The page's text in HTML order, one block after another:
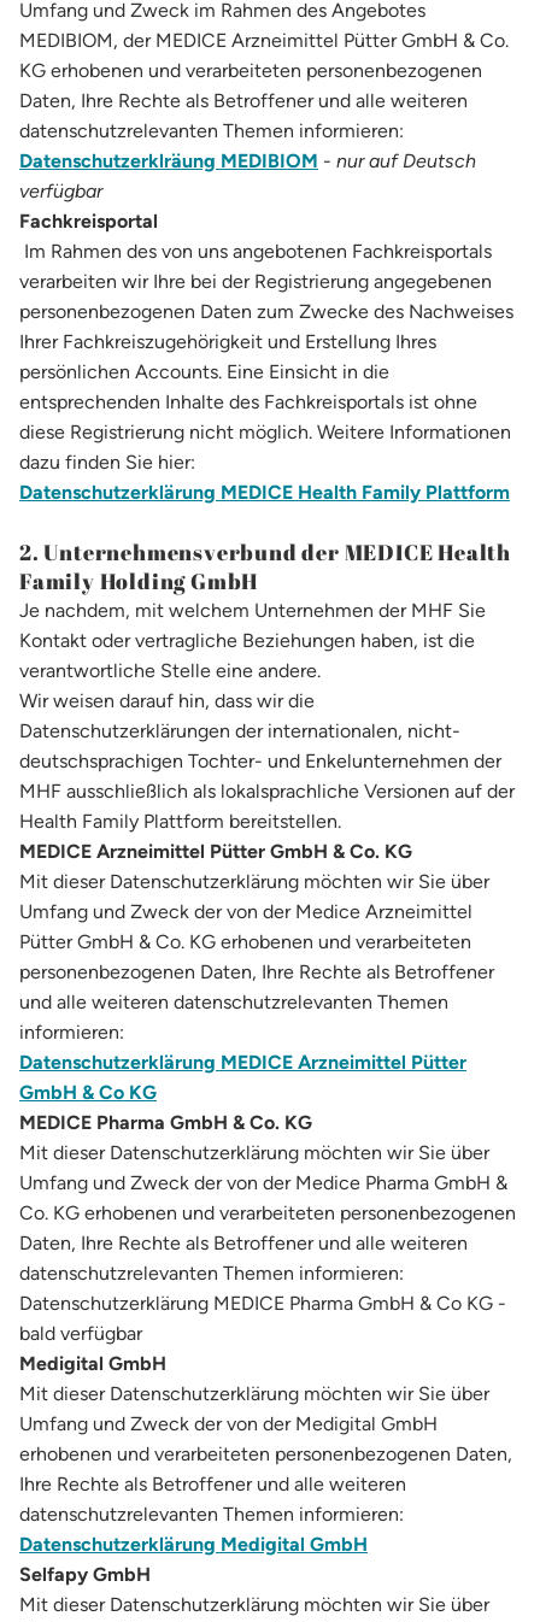
Umfang und Zweck im Rahmen des Angebotes
MEDIBIOM, der MEDICE Arzneimittel Pütter GmbH & Co.
KG erhobenen und verarbeiteten personenbezogenen
Daten, Ihre Rechte als Betroffener und alle weiteren
datenschutzrelevanten Themen informieren:
Datenschutzerklräung MEDIBIOM - nur auf Deutsch
verfügbar
Fachkreisportal
Im Rahmen des von uns angebotenen Fachkreisportals
verarbeiten wir Ihre bei der Registrierung angegebenen
personenbezogenen Daten zum Zwecke des Nachweises
Ihrer Fachkreiszugehörigkeit und Erstellung Ihres
persönlichen Accounts. Eine Einsicht in die
entsprechenden Inhalte des Fachkreisportals ist ohne
diese Registrierung nicht möglich. Weitere Informationen
dazu finden Sie hier:
Datenschutzerklärung MEDICE Health Family Plattform
2. Unternehmensverbund der MEDICE Health
Family Holding GmbH
Je nachdem, mit welchem Unternehmen der MHF Sie
Kontakt oder vertragliche Beziehungen haben, ist die
verantwortliche Stelle eine andere.
Wir weisen darauf hin, dass wir die
Datenschutzerklärungen der internationalen, nicht-
deutschsprachigen Tochter- und Enkelunternehmen der
MHF ausschließlich als lokalsprachliche Versionen auf der
Health Family Plattform bereitstellen.
MEDICE Arzneimittel Pütter GmbH & Co. KG
Mit dieser Datenschutzerklärung möchten wir Sie über
Umfang und Zweck der von der Medice Arzneimittel
Pütter GmbH & Co. KG erhobenen und verarbeiteten
personenbezogenen Daten, Ihre Rechte als Betroffener
und alle weiteren datenschutzrelevanten Themen
informieren:
Datenschutzerklärung MEDICE Arzneimittel Pütter
GmbH & Co KG
MEDICE Pharma GmbH & Co. KG
Mit dieser Datenschutzerklärung möchten wir Sie über
Umfang und Zweck der von der Medice Pharma GmbH &
Co. KG erhobenen und verarbeiteten personenbezogenen
Daten, Ihre Rechte als Betroffener und alle weiteren
datenschutzrelevanten Themen informieren:
Datenschutzerklärung MEDICE Pharma GmbH & Co KG -
bald verfügbar
Medigital GmbH
Mit dieser Datenschutzerklärung möchten wir Sie über
Umfang und Zweck der von der Medigital GmbH
erhobenen und verarbeiteten personenbezogenen Daten,
Ihre Rechte als Betroffener und alle weiteren
datenschutzrelevanten Themen informieren:
Datenschutzerklärung Medigital GmbH
Selfapy GmbH
Mit dieser Datenschutzerklärung möchten wir Sie über